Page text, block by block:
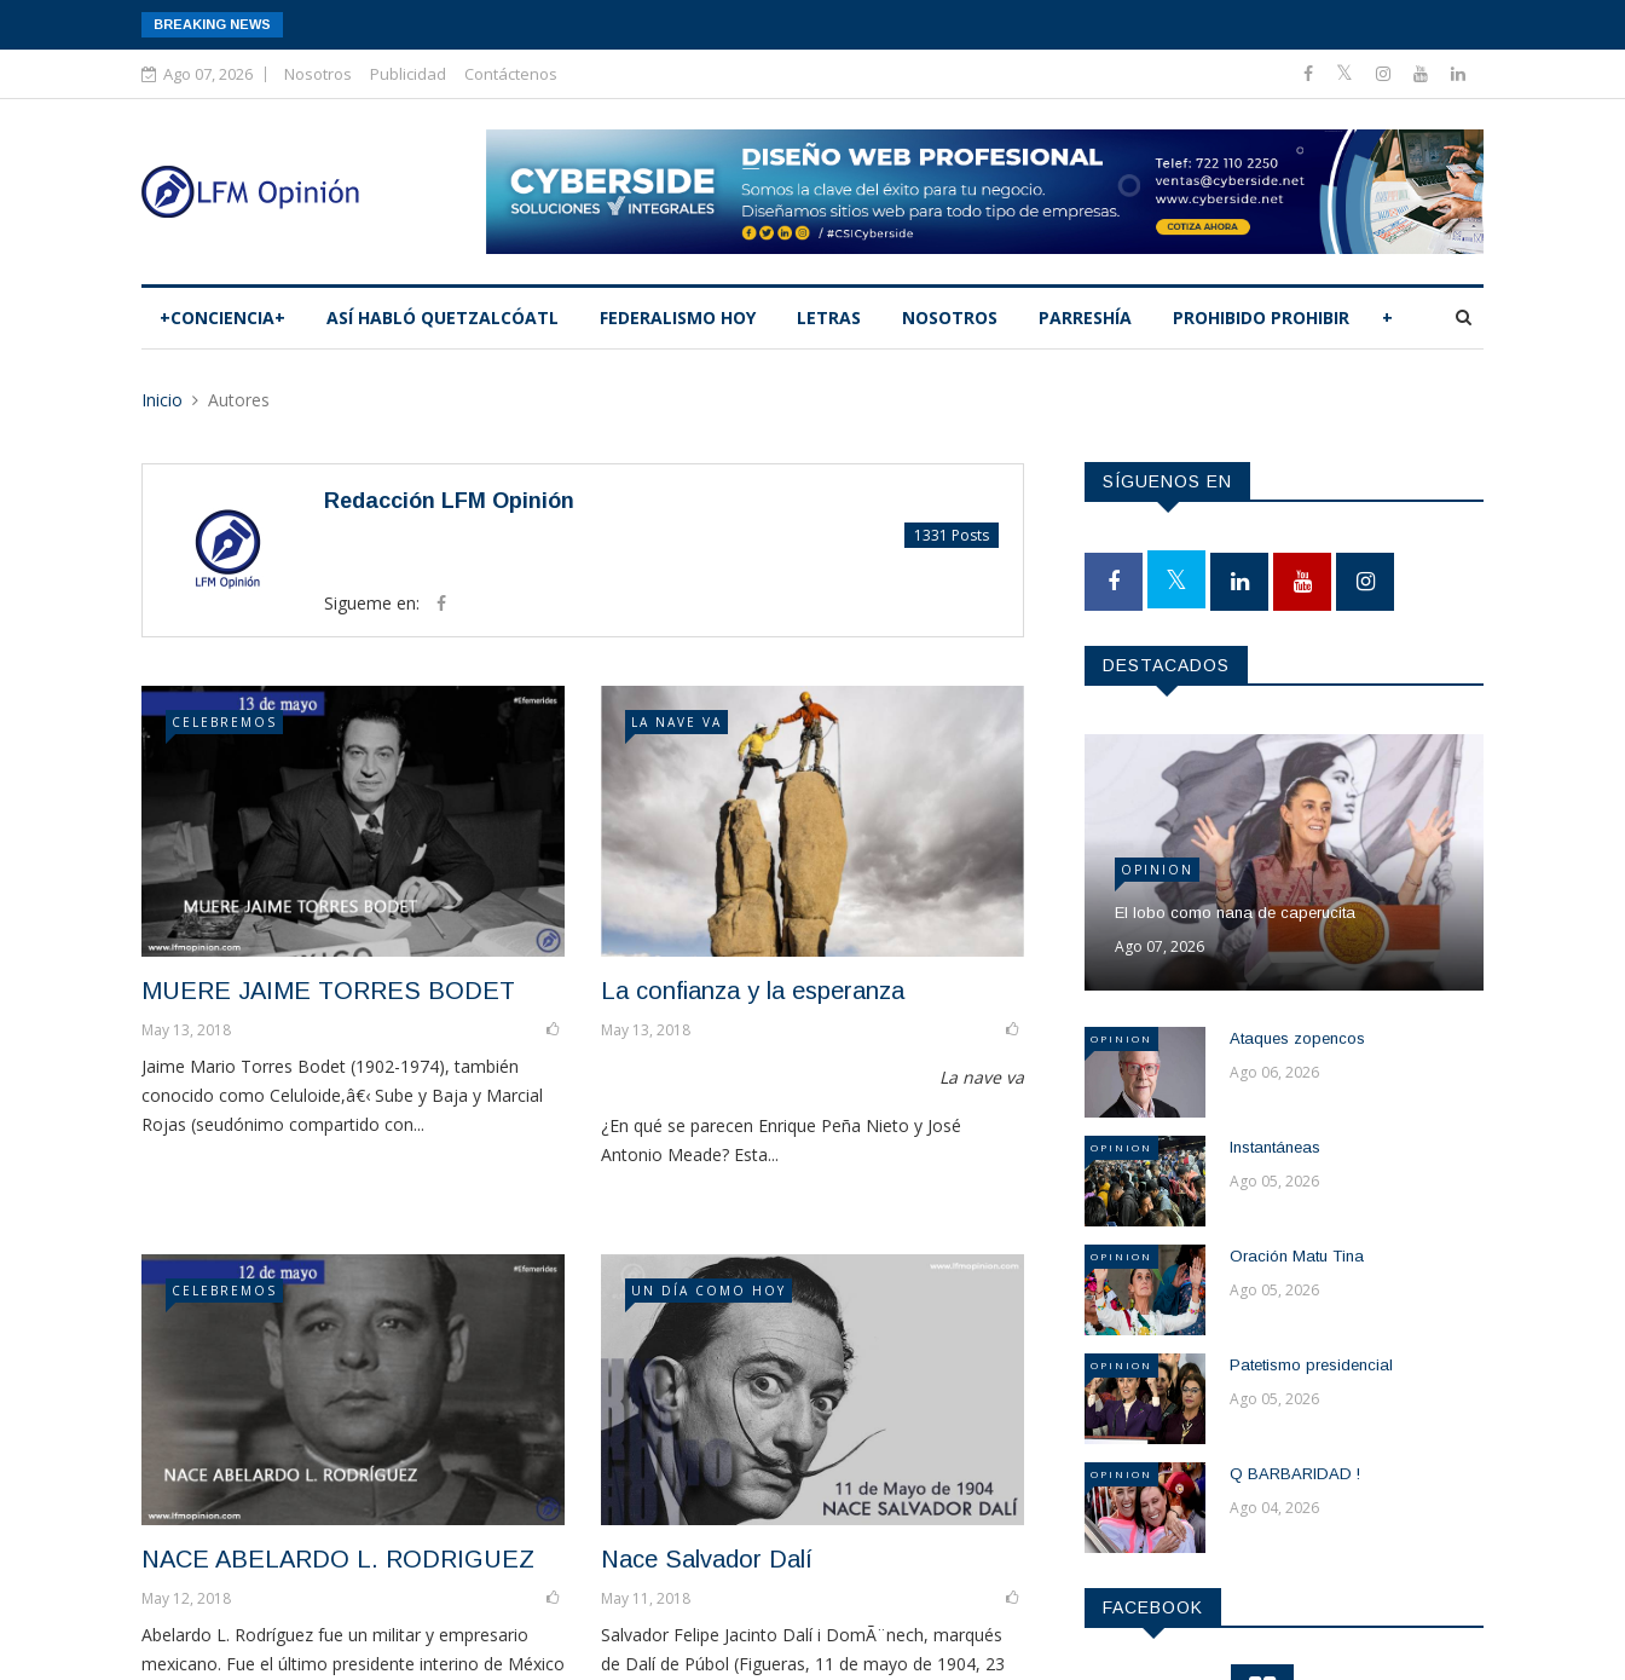
BREAKING NEWS
Ago 07, 2026 Nosotros Publicidad Contáctenos
+CONCIENCIA+ ASÍ­ HABLÓ QUETZALCÓATL FEDERALISMO HOY LETRAS NOSOTROS PARRESHÍA PROHIBIDO PROHIBIR +
Inicio Autores
Redacción LFM Opinión
1331 Posts
Sigueme en:
CELEBREMOS
MUERE JAIME TORRES BODET
May 13, 2018
Jaime Mario Torres Bodet (1902-1974), también
conocido como Celuloide,â€‹ Sube y Baja y Marcial
Rojas (seudónimo compartido con...
LA NAVE VA
La confianza y la esperanza
May 13, 2018
La nave va
¿En qué se parecen Enrique Peña Nieto y José
Antonio Meade? Esta...
CELEBREMOS
NACE ABELARDO L. RODRIGUEZ
May 12, 2018
Abelardo L. Rodríguez fue un militar y empresario
mexicano. Fue el último presidente interino de México
UN DÍA COMO HOY
Nace Salvador Dalí
May 11, 2018
Salvador Felipe Jacinto Dalí i DomÃ¨nech, marqués
de Dalí de Púbol (Figueras, 11 de mayo de 1904, 23
SÍGUENOS EN
DESTACADOS
OPINION
El lobo como nana de caperucita
Ago 07, 2026
OPINION Ataques zopencos
Ago 06, 2026
OPINION Instantáneas
Ago 05, 2026
OPINION Oración Matu Tina
Ago 05, 2026
OPINION Patetismo presidencial
Ago 05, 2026
OPINION Q BARBARIDAD !
Ago 04, 2026
FACEBOOK